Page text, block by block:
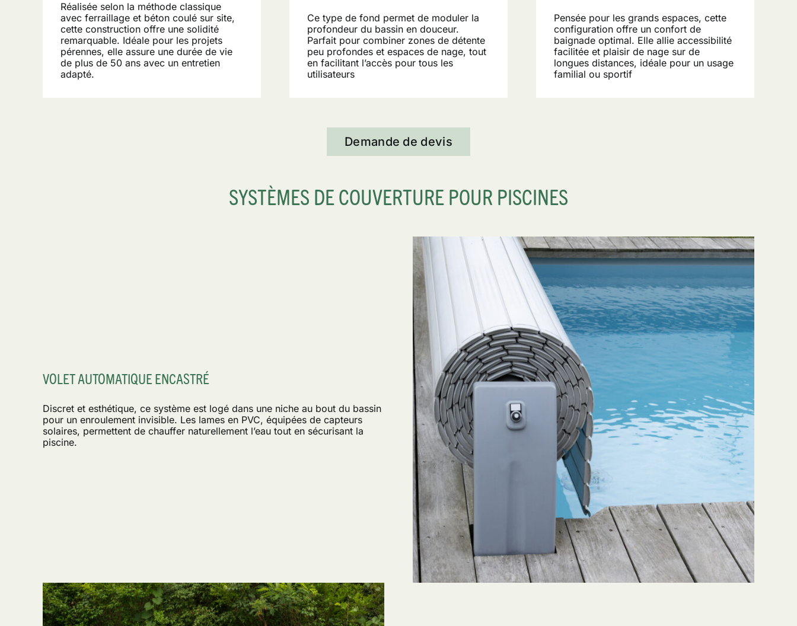
Réalisée selon la méthode classique
avec ferraillage et béton coulé sur site,
cette construction offre une solidité
remarquable. Idéale pour les projets
pérennes, elle assure une durée de vie
de plus de 50 ans avec un entretien
adapté.
Ce type de fond permet de moduler la
profondeur du bassin en douceur.
Parfait pour combiner zones de détente
peu profondes et espaces de nage, tout
en facilitant l’accès pour tous les
utilisateurs
Pensée pour les grands espaces, cette
configuration offre un confort de
baignade optimal. Elle allie accessibilité
facilitée et plaisir de nage sur de
longues distances, idéale pour un usage
familial ou sportif
Demande de devis
SYSTÈMES DE COUVERTURE POUR PISCINES
VOLET AUTOMATIQUE ENCASTRÉ
Discret et esthétique, ce système est logé dans une niche au bout du bassin
pour un enroulement invisible. Les lames en PVC, équipées de capteurs
solaires, permettent de chauffer naturellement l’eau tout en sécurisant la
piscine.